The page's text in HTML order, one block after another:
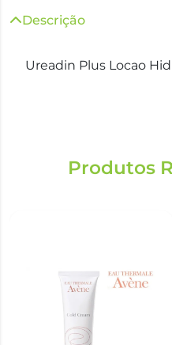
Descrição
Ureadin Plus Locao
Produtos